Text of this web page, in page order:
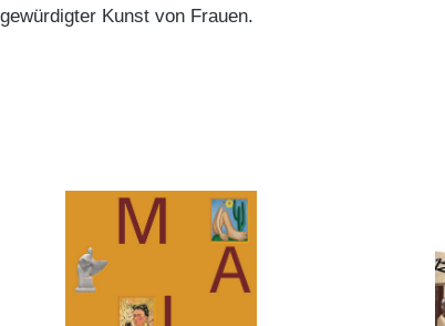
gewürdigter Kunst von Frauen.